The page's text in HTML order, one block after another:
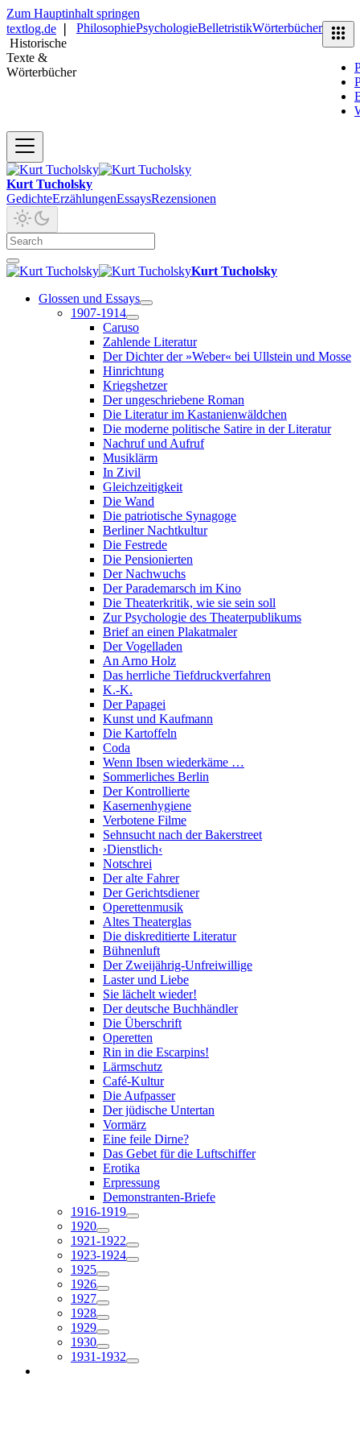
Zum Hauptinhalt springen
textlog.de
Historische
Texte &
Wörterbücher
PhilosophiePsychologieBelletristikWörterbücher
Kurt Tucholsky
GedichteErzählungenEssaysRezensionen
Kurt Tucholsky
Glossen und Essays
1907-1914
Caruso
Zahlende Literatur
Der Dichter der »Weber« bei Ullstein und Mosse
Hinrichtung
Kriegshetzer
Der ungeschriebene Roman
Die Literatur im Kastanienwäldchen
Die moderne politische Satire in der Literatur
Nachruf und Aufruf
Musiklärm
In Zivil
Gleichzeitigkeit
Die Wand
Die patriotische Synagoge
Berliner Nachtkultur
Die Festrede
Die Pensionierten
Der Nachwuchs
Der Parademarsch im Kino
Die Theaterkritik, wie sie sein soll
Zur Psychologie des Theaterpublikums
Brief an einen Plakatmaler
Der Vogelladen
An Arno Holz
Das herrliche Tiefdruckverfahren
K.-K.
Der Papagei
Kunst und Kaufmann
Die Kartoffeln
Coda
Wenn Ibsen wiederkäme …
Sommerliches Berlin
Der Kontrollierte
Kasernenhygiene
Verbotene Filme
Sehnsucht nach der Bakerstreet
›Dienstlich‹
Notschrei
Der alte Fahrer
Der Gerichtsdiener
Operettenmusik
Altes Theaterglas
Die diskreditierte Literatur
Bühnenluft
Der Zweijährig-Unfreiwillige
Laster und Liebe
Sie lächelt wieder!
Der deutsche Buchhändler
Die Überschrift
Operetten
Rin in die Escarpins!
Lärmschutz
Café-Kultur
Die Aufpasser
Der jüdische Untertan
Vormärz
Eine feile Dirne?
Das Gebet für die Luftschiffer
Erotika
Erpressung
Demonstranten-Briefe
1916-1919
1920
1921-1922
1923-1924
1925
1926
1927
1928
1929
1930
1931-1932